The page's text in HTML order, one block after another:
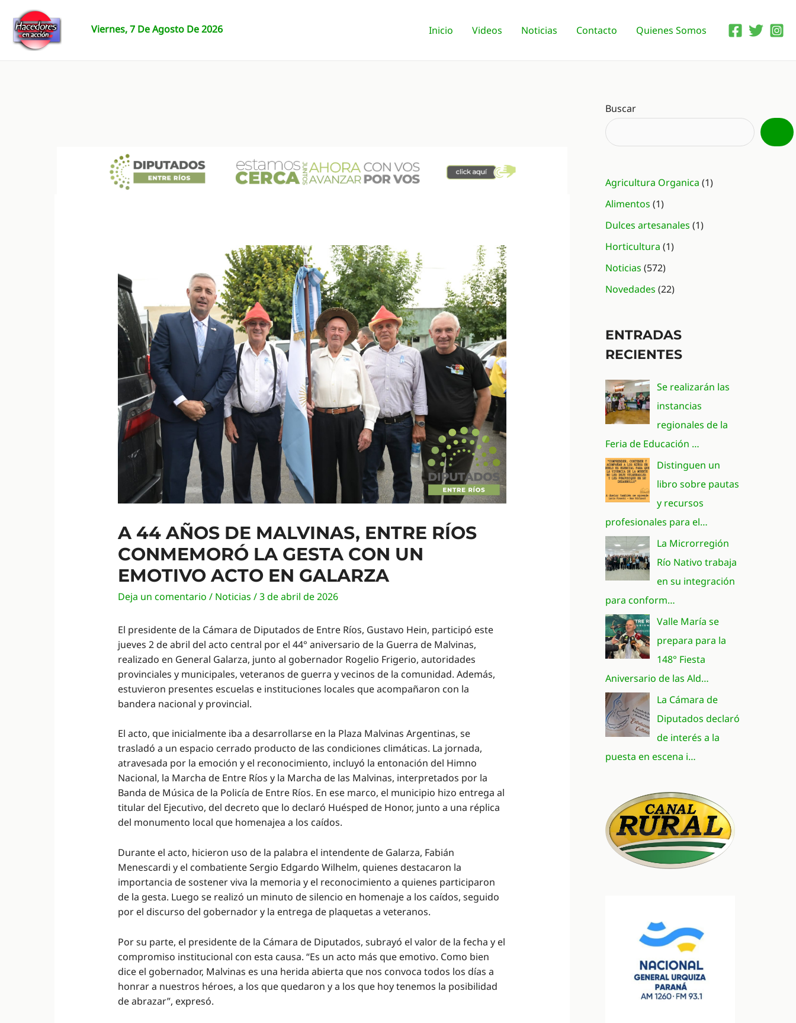
contenido
Viernes, 7 De Agosto De 2026 Inicio Videos Noticias Contacto Quienes Somos
A 44 AÑOS DE MALVINAS, ENTRE RÍOS
CONMEMORÓ LA GESTA CON UN
EMOTIVO ACTO EN GALARZA
Deja un comentario / Noticias /3 de abril de 2026
El presidente de la Cámara de Diputados de Entre Ríos, Gustavo Hein, participó este
jueves 2 de abril del acto central por el 44° aniversario de la Guerra de Malvinas,
realizado en General Galarza, junto al gobernador Rogelio Frigerio, autoridades
provinciales y municipales, veteranos de guerra y vecinos de la comunidad. Además,
estuvieron presentes escuelas e instituciones locales que acompañaron con la
bandera nacional y provincial.
El acto, que inicialmente iba a desarrollarse en la Plaza Malvinas Argentinas, se
trasladó a un espacio cerrado producto de las condiciones climáticas. La jornada,
atravesada por la emoción y el reconocimiento, incluyó la entonación del Himno
Nacional, la Marcha de Entre Ríos y la Marcha de las Malvinas, interpretados por la
Banda de Música de la Policía de Entre Ríos. En ese marco, el municipio hizo entrega al
titular del Ejecutivo, del decreto que lo declaró Huésped de Honor, junto a una réplica
del monumento local que homenajea a los caídos.
Durante el acto, hicieron uso de la palabra el intendente de Galarza, Fabián
Menescardi y el combatiente Sergio Edgardo Wilhelm, quienes destacaron la
importancia de sostener viva la memoria y el reconocimiento a quienes participaron
de la gesta. Luego se realizó un minuto de silencio en homenaje a los caídos, seguido
por el discurso del gobernador y la entrega de plaquetas a veteranos.
Por su parte, el presidente de la Cámara de Diputados, subrayó el valor de la fecha y el
compromiso institucional con esta causa. “Es un acto más que emotivo. Como bien
dice el gobernador, Malvinas es una herida abierta que nos convoca todos los días a
honrar a nuestros héroes, a los que quedaron y a los que hoy tenemos la posibilidad
de abrazar”, expresó.
Buscar
Agricultura Organica (1)
Alimentos (1)
Dulces artesanales (1)
Horticultura (1)
Noticias (572)
Novedades (22)
ENTRADAS
RECIENTES
Se realizarán las
instancias
regionales de la
Feria de Educación …
Distinguen un
libro sobre pautas
y recursos
profesionales para el…
La Microrregión
Río Nativo trabaja
en su integración
para conform…
Valle María se
prepara para la
148° Fiesta
Aniversario de las Ald…
La Cámara de
Diputados declaró
de interés a la
puesta en escena i…